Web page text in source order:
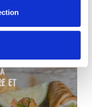
ET